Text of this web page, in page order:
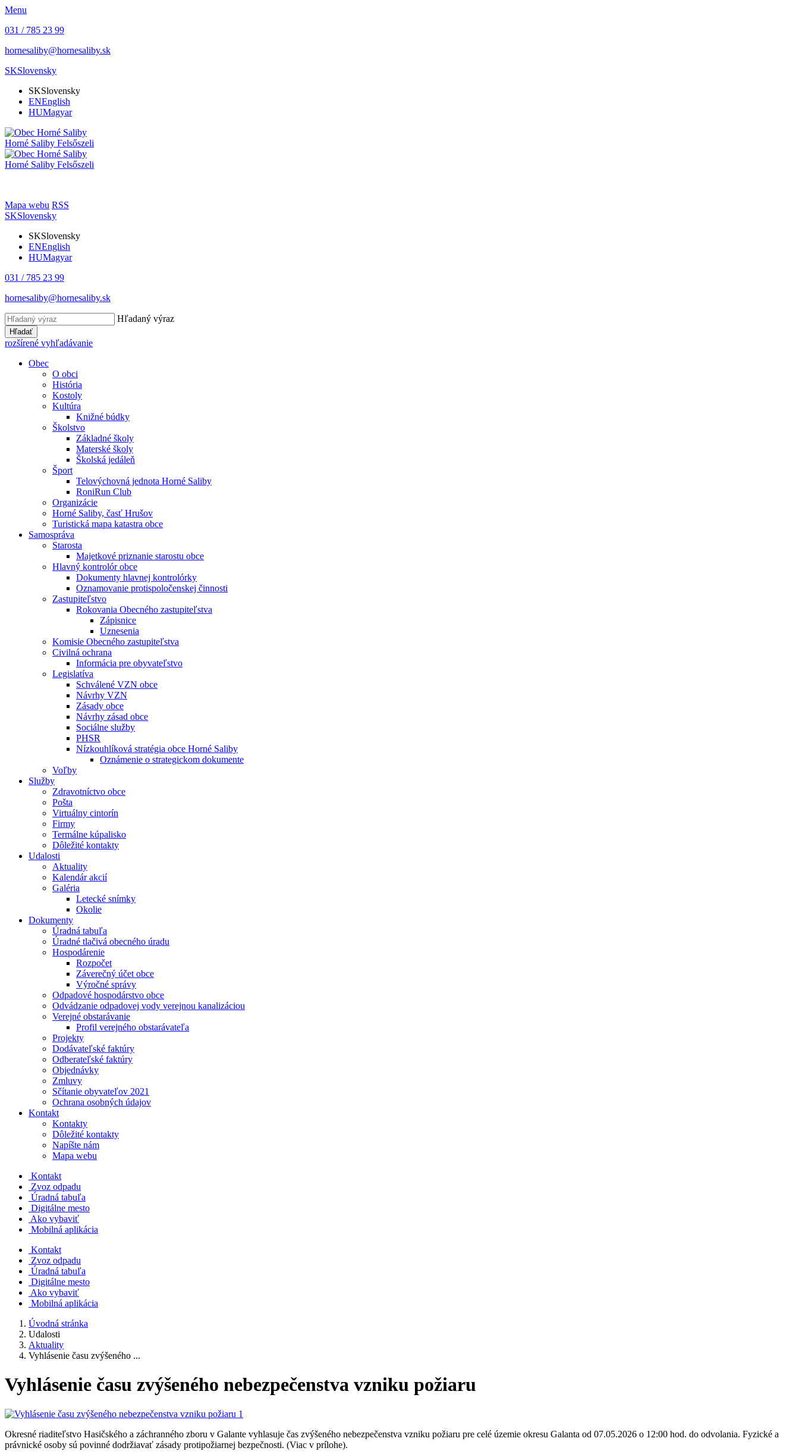
Menu
031 / 785 23 99
hornesaliby@hornesaliby.sk
SKSlovensky
SKSlovensky
ENEnglish
HUMagyar
Horné Saliby Felsőszeli
Horné Saliby Felsőszeli
Mapa webu RSS
SKSlovensky
SKSlovensky
ENEnglish
HUMagyar
031 / 785 23 99
hornesaliby@hornesaliby.sk
Hľadaný výraz
Hľadať
rozšírené vyhľadávanie
Obec
O obci
História
Kostoly
Kultúra
Knižné búdky
Školstvo
Základné školy
Materské školy
Školská jedáleň
Šport
Telovýchovná jednota Horné Saliby
RoniRun Club
Organizácie
Horné Saliby, časť Hrušov
Turistická mapa katastra obce
Samospráva
Starosta
Majetkové priznanie starostu obce
Hlavný kontrolór obce
Dokumenty hlavnej kontrolórky
Oznamovanie protispoločenskej činnosti
Zastupiteľstvo
Rokovania Obecného zastupiteľstva
Zápisnice
Uznesenia
Komisie Obecného zastupiteľstva
Civilná ochrana
Informácia pre obyvateľstvo
Legislatíva
Schválené VZN obce
Návrhy VZN
Zásady obce
Návrhy zásad obce
Sociálne služby
PHSR
Nízkouhlíková stratégia obce Horné Saliby
Oznámenie o strategickom dokumente
Voľby
Služby
Zdravotníctvo obce
Pošta
Virtuálny cintorín
Firmy
Termálne kúpalisko
Dôležité kontakty
Udalosti
Aktuality
Kalendár akcií
Galéria
Letecké snímky
Okolie
Dokumenty
Úradná tabuľa
Úradné tlačivá obecného úradu
Hospodárenie
Rozpočet
Záverečný účet obce
Výročné správy
Odpadové hospodárstvo obce
Odvádzanie odpadovej vody verejnou kanalizáciou
Verejné obstarávanie
Profil verejného obstarávateľa
Projekty
Dodávateľské faktúry
Odberateľské faktúry
Objednávky
Zmluvy
Sčítanie obyvateľov 2021
Ochrana osobných údajov
Kontakt
Kontakty
Dôležité kontakty
Napíšte nám
Mapa webu
Kontakt
Zvoz odpadu
Úradná tabuľa
Digitálne mesto
Ako vybaviť
Mobilná aplikácia
Kontakt
Zvoz odpadu
Úradná tabuľa
Digitálne mesto
Ako vybaviť
Mobilná aplikácia
Úvodná stránka
Udalosti
Aktuality
Vyhlásenie času zvýšeného ...
Vyhlásenie času zvýšeného nebezpečenstva vzniku požiaru
Okresné riaditeľstvo Hasičského a záchranného zboru v Galante vyhlasuje čas zvýšeného nebezpečenstva vzniku požiaru pre celé územie okresu Galanta od 07.05.2026 o 12:00 hod. do odvolania. Fyzické a
právnické osoby sú povinné dodržiavať zásady protipožiarnej bezpečnosti. (Viac v prílohe).